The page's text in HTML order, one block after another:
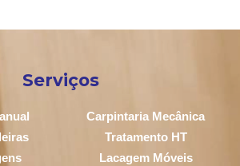
Serviços
Carpintaria Mecânica
Tratamento HT
Lacagem Móveis